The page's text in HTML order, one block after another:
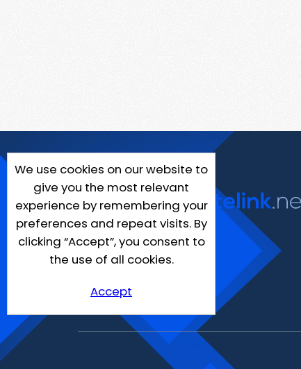
We use cookies on our website to
give you the most relevant
experience by remembering your
preferences and repeat visits. By
clicking “Accept”, you consent to
the use of all cookies.
Accept